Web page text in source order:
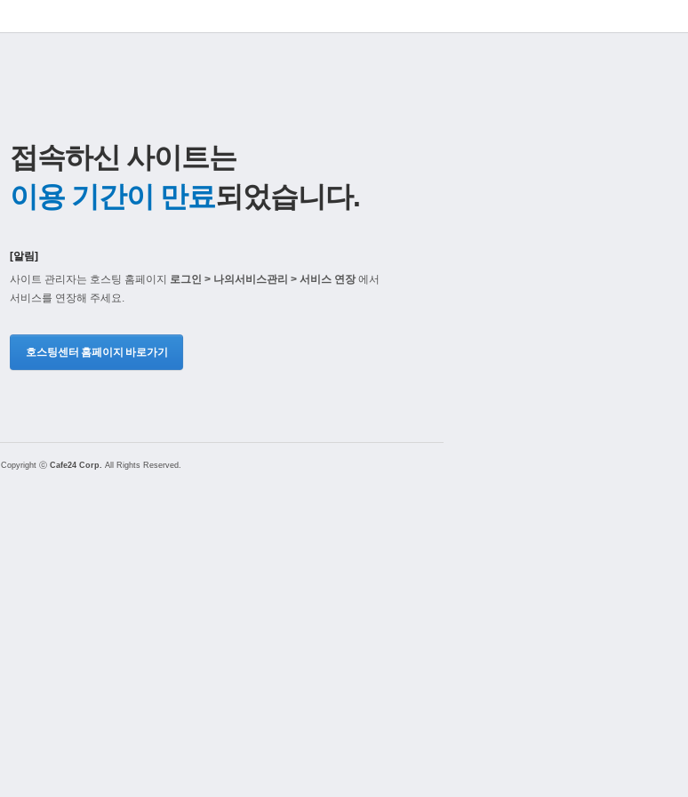
접속하신 사이트는
이용 기간이 만료되었습니다.
[알림]
사이트 관리자는 호스팅 홈페이지 로그인 > 나의서비스관리 > 서비스 연장에서
서비스를 연장해 주세요.
호스팅센터 홈페이지 바로가기
Copyright ⓒ Cafe24 Corp. All Rights Reserved.